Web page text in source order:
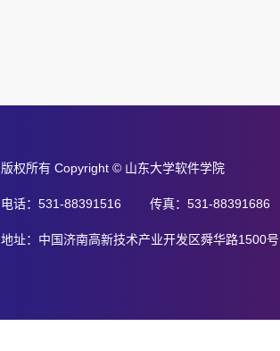
版权所有 Copyright © 山东大学软件学院
电话：531-88391516 传真：531-88391686
地址：中国济南高新技术产业开发区舜华路